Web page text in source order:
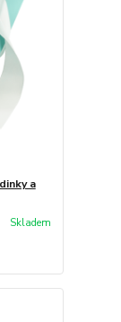
a
Skladem